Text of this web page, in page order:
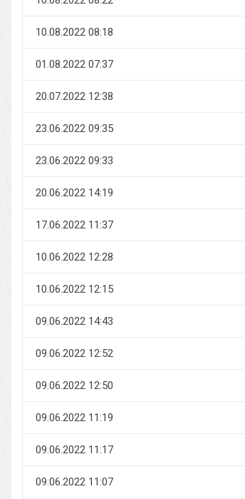
10.08.2022 08:18
01.08.2022 07:37
20.07.2022 12:38
23.06.2022 09:35
23.06.2022 09:33
20.06.2022 14:19
17.06.2022 11:37
10.06.2022 12:28
10.06.2022 12:15
09.06.2022 14:43
09.06.2022 12:52
09.06.2022 12:50
09.06.2022 11:19
09.06.2022 11:17
09.06.2022 11:07